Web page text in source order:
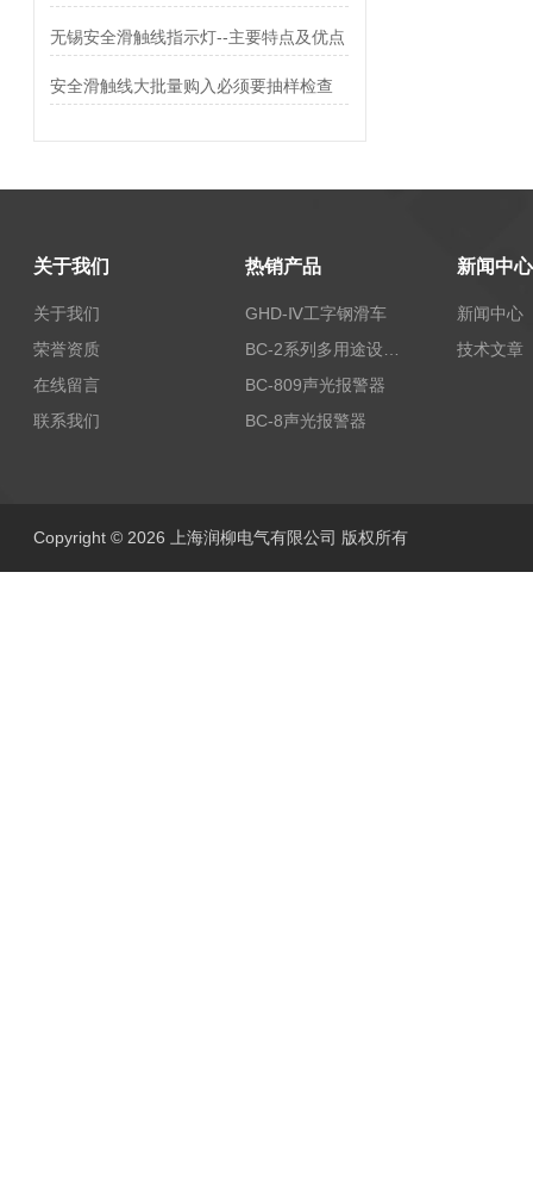
无锡安全滑触线指示灯--主要特点及优点
安全滑触线大批量购入必须要抽样检查
关于我们
关于我们
荣誉资质
在线留言
联系我们
热销产品
GHD-Ⅳ工字钢滑车
BC-809声光报警器
BC-8声光报警器
新闻中心
新闻中心
技术文章
Copyright © 2026 上海润柳电气有限公司 版权所有